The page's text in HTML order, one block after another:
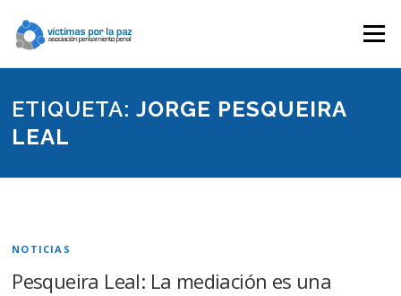
contenido
Menú
ETIQUETA:JORGE PESQUEIRA
LEAL
NOTICIAS
Pesqueira Leal: La mediación es una